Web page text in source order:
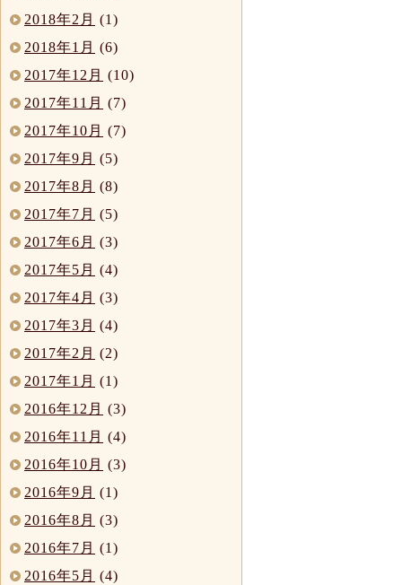
2018年2月 (1)
2018年1月 (6)
2017年12月 (10)
2017年11月 (7)
2017年10月 (7)
2017年9月 (5)
2017年8月 (8)
2017年7月 (5)
2017年6月 (3)
2017年5月 (4)
2017年4月 (3)
2017年3月 (4)
2017年2月 (2)
2017年1月 (1)
2016年12月 (3)
2016年11月 (4)
2016年10月 (3)
2016年9月 (1)
2016年8月 (3)
2016年7月 (1)
2016年5月 (4)